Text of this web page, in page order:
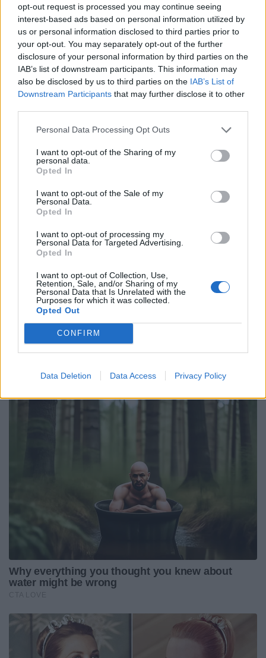
opt-out request is processed you may continue seeing
interest-based ads based on personal information utilized by
us or personal information disclosed to third parties prior to
your opt-out. You may separately opt-out of the further
disclosure of your personal information by third parties on the
IAB’s list of downstream participants. This information may
also be disclosed by us to third parties on the IAB’s List of
Downstream Participants that may further disclose it to other
Personal Data Processing Opt Outs
I want to opt-out of the Sharing of my
personal data.
Opted In
I want to opt-out of the Sale of my
Personal Data.
Opted In
I want to opt-out of processing my
Personal Data for Targeted Advertising.
Opted In
I want to opt-out of Collection, Use,
Retention, Sale, and/or Sharing of my
Personal Data that Is Unrelated with the
Purposes for which it was collected.
Opted Out
CONFIRM
Data Deletion Data Access Privacy Policy